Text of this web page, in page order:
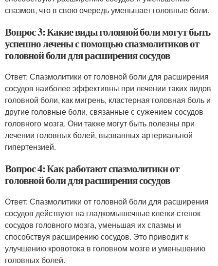
спазмов, что в свою очередь уменьшает головные боли.
Вопрос 3: Какие виды головной боли могут быть
успешно лечены с помощью спазмолитиков от
головной боли для расширения сосудов
Ответ: Спазмолитики от головной боли для расширения
сосудов наиболее эффективны при лечении таких видов
головной боли, как мигрень, кластерная головная боль и
другие головные боли, связанные с сужением сосудов
головного мозга. Они также могут быть полезны при
лечении головных болей, вызванных артериальной
гипертензией.
Вопрос 4: Как работают спазмолитики от
головной боли для расширения сосудов
Ответ: Спазмолитики от головной боли для расширения
сосудов действуют на гладкомышечные клетки стенок
сосудов головного мозга, уменьшая их спазмы и
способствуя расширению сосудов. Это приводит к
улучшению кровотока в головном мозге и уменьшению
головных болей.